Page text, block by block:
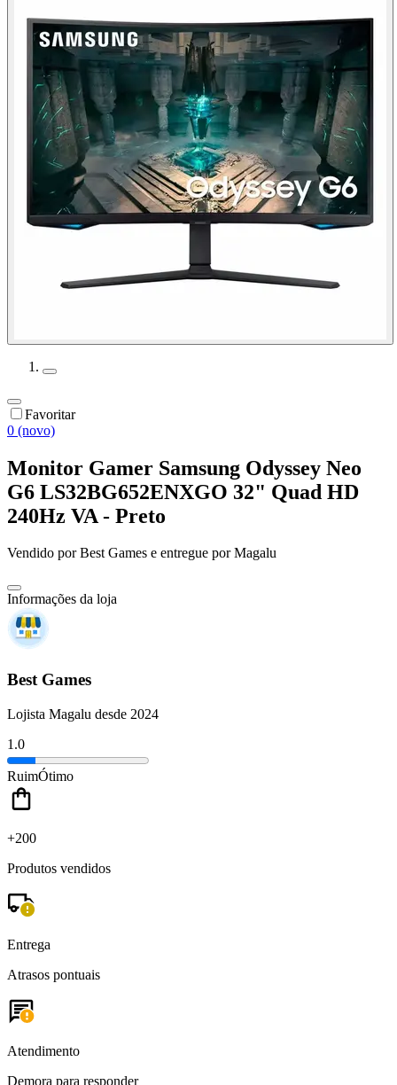
Favoritar
0 (novo)
Monitor Gamer Samsung Odyssey Neo
G6 LS32BG652ENXGO 32" Quad HD
240Hz VA - Preto
Vendido porBest Games e entregue por Magalu
Informações da loja
Best Games
Lojista Magalu desde 2024
1.0
RuimÓtimo
+200
Produtos vendidos
Entrega
Atrasos pontuais
Atendimento
Demora para responder